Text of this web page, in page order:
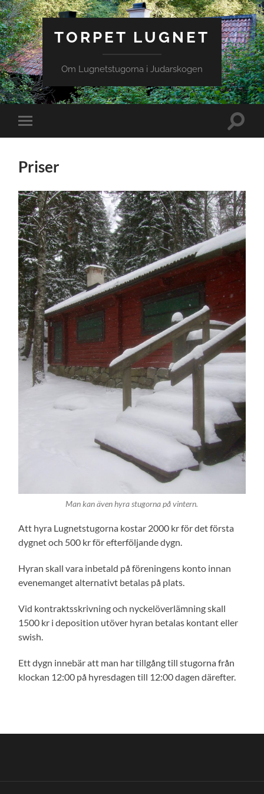
TORPET LUGNET
Om Lugnetstugorna i Judarskogen
Toggle
mobile
Toggle
Priser
Man kan även hyra stugorna på vintern.
Att hyra Lugnetstugorna kostar 2000 kr för det första
dygnet och 500 kr för efterföljande dygn.
Hyran skall vara inbetald på föreningens konto innan
evenemanget alternativt betalas på plats.
Vid kontraktsskrivning och nyckelöverlämning skall
1500 kr i deposition utöver hyran betalas kontant eller
swish.
Ett dygn innebär att man har tillgång till stugorna från
klockan 12:00 på hyresdagen till 12:00 dagen därefter.